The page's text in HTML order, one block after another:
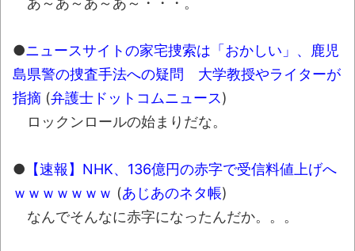
うでもいいじゃないですか
8月26日にリメイク完結編「FF7リベレーシ
ョン」の新映像が公開！欧州gamescom 2026
にて
お前らの身体の悩み教えてくれ
「アメリカのヤンキーがアジア人にケンカ
を売った結果ｗｗｗ」 ほか
●ニュースサイトの家宅捜索は「おかしい」、鹿児
島県警の捜査手法への疑問 大学教授やライターが
指摘 (弁護士ドットコムニュース)
ロックンロールの始まりだな。
● 【速報】NHK、136億円の赤字で受信料値上げへ
ｗｗｗｗｗｗｗ (あじあのネタ帳)
なんでそんなに赤字になったんだか。。。